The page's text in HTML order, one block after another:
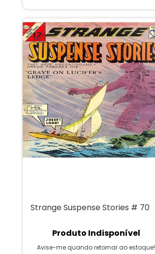
Strange Suspense Stories # 70
Produto Indisponível
Avise-me quando retornar ao estoque!